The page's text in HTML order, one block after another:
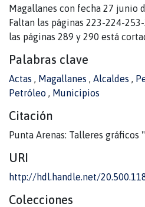
Magallanes con fecha 27 junio
Faltan las páginas 223-224-
las páginas 289 y 290 está
Palabras clave
Actas , Magallanes , Alcaldes ,
Petróleo , Municipios
Citación
Punta Arenas: Talleres gráficos
URI
http://hdl.handle.net/
Colecciones